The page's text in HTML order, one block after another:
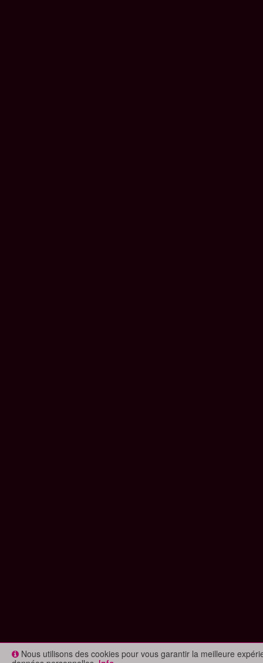
Nous utilisons des cookies pour vous garantir la meilleure